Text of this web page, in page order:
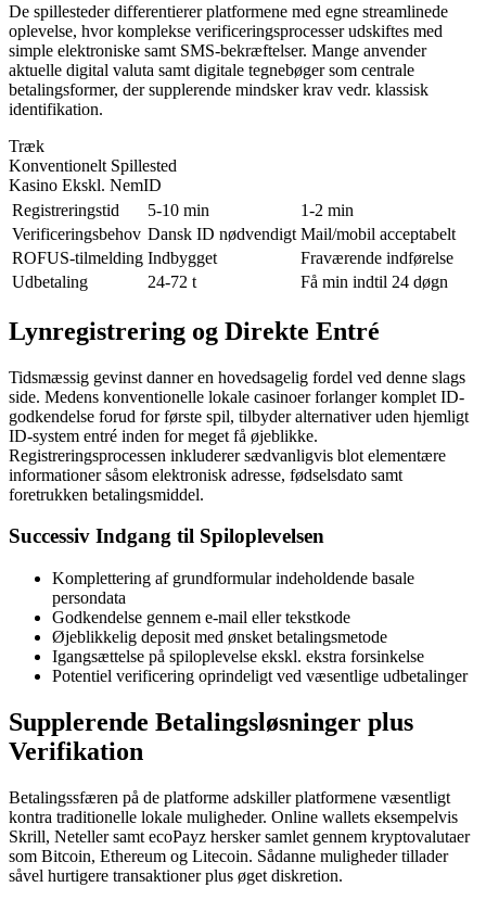
De spillesteder differentierer platformene med egne streamlinede
oplevelse, hvor komplekse verificeringsprocesser udskiftes med
simple elektroniske samt SMS-bekræftelser. Mange anvender
aktuelle digital valuta samt digitale tegnebøger som centrale
betalingsformer, der supplerende mindsker krav vedr. klassisk
identifikation.
Træk
Konventionelt Spillested
Kasino Ekskl. NemID
Registreringstid
5-10 min
1-2 min
Verificeringsbehov Dansk ID nødvendigt Mail/mobil acceptabelt
ROFUS-tilmelding Indbygget
Fraværende indførelse
Udbetaling
24-72 t Få min indtil 24 døgn
Lynregistrering og Direkte Entré
Tidsmæssig gevinst danner en hovedsagelig fordel ved denne slags
side. Medens konventionelle lokale casinoer forlanger komplet ID-
godkendelse forud for første spil, tilbyder alternativer uden hjemligt
ID-system entré inden for meget få øjeblikke.
Registreringsprocessen inkluderer sædvanligvis blot elementære
informationer såsom elektronisk adresse, fødselsdato samt
foretrukken betalingsmiddel.
Successiv Indgang til Spiloplevelsen
Komplettering af grundformular indeholdende basale
persondata
Godkendelse gennem e-mail eller tekstkode
Øjeblikkelig deposit med ønsket betalingsmetode
Igangsættelse på spiloplevelse ekskl. ekstra forsinkelse
Potentiel verificering oprindeligt ved væsentlige udbetalinger
Supplerende Betalingsløsninger plus
Verifikation
Betalingssfæren på de platforme adskiller platformene væsentligt
kontra traditionelle lokale muligheder. Online wallets eksempelvis
Skrill, Neteller samt ecoPayz hersker samlet gennem kryptovalutaer
som Bitcoin, Ethereum og Litecoin. Sådanne muligheder tillader
såvel hurtigere transaktioner plus øget diskretion.